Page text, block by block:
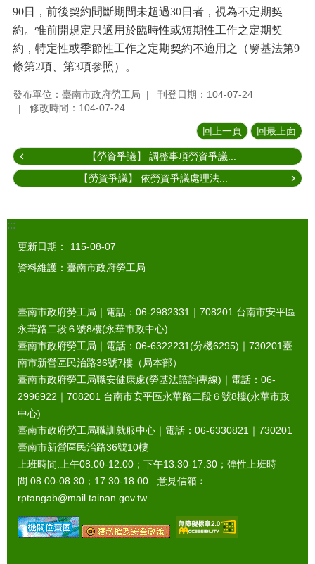
90日，前後契約間斷期間未超過30日者，視為不定期契
約。惟前開規定只適用於臨時性或短期性工作之定期契
約，特定性或季節性工作之定期契約不適用之（勞基法第9
條第2項、第3項參照）。
發布單位：臺南市政府勞工局
刊登日期：104-07-24
修改時間：104-07-24
回上一頁 回最上面
【勞資爭議】 調整事項勞資爭議...
【勞資爭議】 依勞資爭議處理法...
:::
更新日期：
115-08-07
資料維護：臺南市政府勞工局
臺南市政府勞工局｜電話：06-2982331｜ 708201 台南市安平區
永華路二段６號8樓(永華市政中心)
臺南市政府勞工局｜電話：06-6322231(分機6295)｜ 730201臺
南市新營區民治路36號7樓（局本部）
臺南市政府勞工局職安健康處(勞基法諮詢專線)｜電話：06-
2996922｜ 708201 台南市安平區永華路二段６號8樓(永華市政
中心)
臺南市政府勞工局職訓就服中心｜電話：06-6330821｜ 730201
臺南市新營區民治路36號10樓
上班時間:上午08:00-12:00；下午13:30-17:30；彈性上班時
間:08:00-08:30；17:30-18:00 意見信箱︰
rptangab@mail.tainan.gov.tw